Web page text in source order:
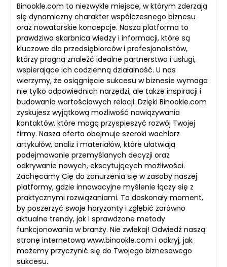
Binookle.com to niezwykłe miejsce, w którym zderzają
się dynamiczny charakter współczesnego biznesu
oraz nowatorskie koncepcje. Nasza platforma to
prawdziwa skarbnica wiedzy i informacji, które są
kluczowe dla przedsiębiorców i profesjonalistów,
którzy pragną znaleźć idealne partnerstwo i usługi,
wspierające ich codzienną działalność. U nas
wierzymy, że osiągnięcie sukcesu w biznesie wymaga
nie tylko odpowiednich narzędzi, ale także inspiracji i
budowania wartościowych relacji. Dzięki Binookle.com
zyskujesz wyjątkową możliwość nawiązywania
kontaktów, które mogą przyspieszyć rozwój Twojej
firmy. Nasza oferta obejmuje szeroki wachlarz
artykułów, analiz i materiałów, które ułatwiają
podejmowanie przemyślanych decyzji oraz
odkrywanie nowych, ekscytujących możliwości.
Zachęcamy Cię do zanurzenia się w zasoby naszej
platformy, gdzie innowacyjne myślenie łączy się z
praktycznymi rozwiązaniami. To doskonały moment,
by poszerzyć swoje horyzonty i zgłębić zarówno
aktualne trendy, jak i sprawdzone metody
funkcjonowania w branży. Nie zwlekaj! Odwiedź naszą
stronę internetową www.binookle.com i odkryj, jak
możemy przyczynić się do Twojego biznesowego
sukcesu.